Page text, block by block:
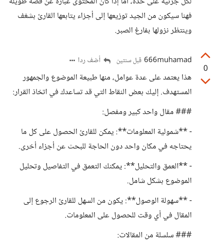
فهنا سيكون من الجيد توزيعها إلى أجزاء يتابعها القارئ بشغف
وينتظر نزولها بفارغ الصبر.
0
666muhamad قبل سنتين أضف ردا
هذا يعتمد على عدة عوامل، منها طبيعة الموضوع والجمهور
المستهدف. إليك بعض النقاط التي قد تساعدك في اتخاذ القرار:
### مقال واحد كبير ومفصل:
- **شمولية المعلومات**: يمكن للقارئ الحصول على كل ما
يحتاجه في مكان واحد دون الحاجة للبحث عن أجزاء أخرى.
- **العمق والتحليل**: يمكنك التعمق في التفاصيل وتحليل
الموضوع بشكل شامل.
- **سهولة الوصول**: يكون من السهل للقارئ الرجوع إلى
المقال في أي وقت للحصول على المعلومات.
### سلسلة من المقالات: